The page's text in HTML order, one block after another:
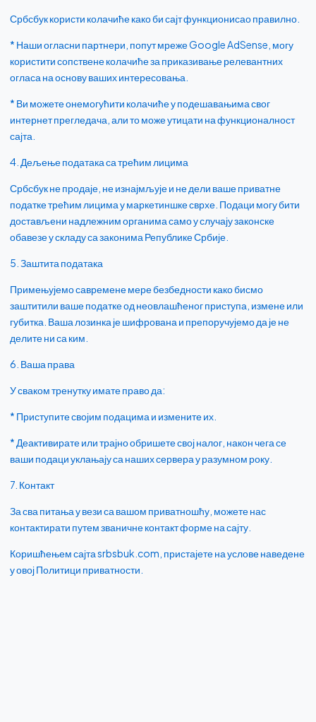
Србсбук користи колачиће како би сајт функционисао правилно.
* Наши огласни партнери, попут мреже Google AdSense, могу
користити сопствене колачиће за приказивање релевантних
огласа на основу ваших интересовања.
* Ви можете онемогућити колачиће у подешавањима свог
интернет прегледача, али то може утицати на функционалност
сајта.
4. Дељење података са трећим лицима
Србсбук не продаје, не изнајмљује и не дели ваше приватне
податке трећим лицима у маркетиншке сврхе. Подаци могу бити
достављени надлежним органима само у случају законске
обавезе у складу са законима Републике Србије.
5. Заштита података
Примењујемо савремене мере безбедности како бисмо
заштитили ваше податке од неовлашћеног приступа, измене или
губитка. Ваша лозинка је шифрована и препоручујемо да је не
делите ни са ким.
6. Ваша права
У сваком тренутку имате право да:
* Приступите својим подацима и измените их.
* Деактивирате или трајно обришете свој налог, након чега се
ваши подаци уклањају са наших сервера у разумном року.
7. Контакт
За сва питања у вези са вашом приватношћу, можете нас
контактирати путем званичне контакт форме на сајту.
Коришћењем сајта srbsbuk.com, пристајете на услове наведене
у овој Политици приватности.